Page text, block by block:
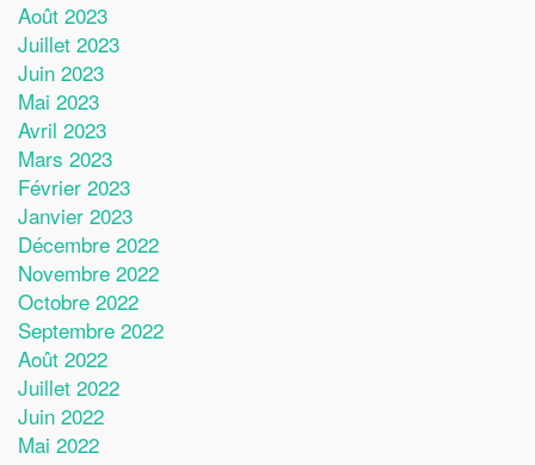
Août 2023
Juillet 2023
Juin 2023
Mai 2023
Avril 2023
Mars 2023
Février 2023
Janvier 2023
Décembre 2022
Novembre 2022
Octobre 2022
Septembre 2022
Août 2022
Juillet 2022
Juin 2022
Mai 2022